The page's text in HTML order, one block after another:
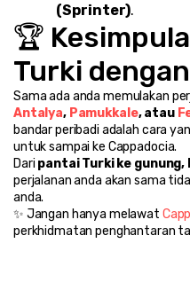
(Sprinter).
🏆
Turki
Sama ada anda memulakan
Antalya, Pamukkale, atau
bandar peribadi adalah cara
untuk sampai ke Cappadocia.
Dari pantai Turki ke
perjalanan anda akan sama
anda.
✨ Jangan hanya melawat
perkhidmatan penghantaran